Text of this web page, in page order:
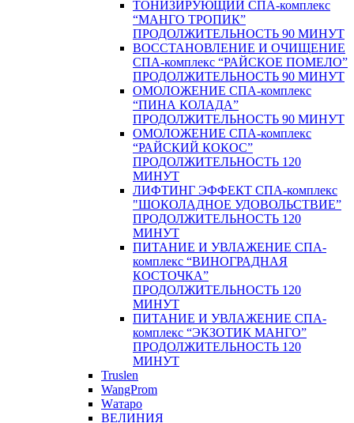
ТОНИЗИРУЮЩИЙ СПА-комплекс
“МАНГО ТРОПИК”
ПРОДОЛЖИТЕЛЬНОСТЬ 90 МИНУТ
ВОССТАНОВЛЕНИЕ И ОЧИЩЕНИЕ
СПА-комплекс “РАЙСКОЕ ПОМЕЛО”
ПРОДОЛЖИТЕЛЬНОСТЬ 90 МИНУТ
ОМОЛОЖЕНИЕ СПА-комплекс
“ПИНА КОЛАДА”
ПРОДОЛЖИТЕЛЬНОСТЬ 90 МИНУТ
ОМОЛОЖЕНИЕ СПА-комплекс
“РАЙСКИЙ КОКОС”
ПРОДОЛЖИТЕЛЬНОСТЬ 120
МИНУТ
ЛИФТИНГ ЭФФЕКТ СПА-комплекс
"ШОКОЛАДНОЕ УДОВОЛЬСТВИЕ”
ПРОДОЛЖИТЕЛЬНОСТЬ 120
МИНУТ
ПИТАНИЕ И УВЛАЖЕНИЕ СПА-
комплекс “ВИНОГРАДНАЯ
КОСТОЧКА”
ПРОДОЛЖИТЕЛЬНОСТЬ 120
МИНУТ
ПИТАНИЕ И УВЛАЖЕНИЕ СПА-
комплекс “ЭКЗОТИК МАНГО”
ПРОДОЛЖИТЕЛЬНОСТЬ 120
МИНУТ
Truslen
WangProm
Wатаро
ВЕЛИНИЯ